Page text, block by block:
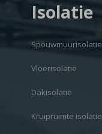
Isolatie
Spouwmuurisolatie
Vloerisolatie
Dakisolatie
Kruipruimte isolatie